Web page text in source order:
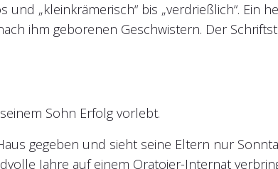
„kleinkrämerisch“ bis „verdrießlich“. Ein
ihm geborenen Geschwistern. Der
Sohn Erfolg vorlebt.
gegeben und sieht seine Eltern nur
Jahre auf einem Oratoier-Internat